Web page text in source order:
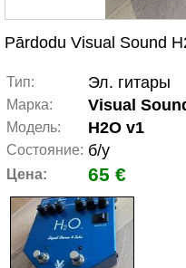
Pārdodu Visual Sound
Тип: Эл. гитары
Марка: Visual
Модель: H2O v1
Состояние: б/у
Цена: 65 €